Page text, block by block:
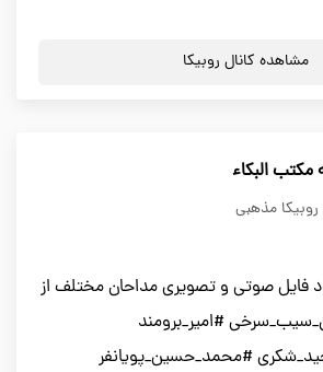
مشاهده کانال روبیکا
مکتب البکاء
روبیکا مذهبی
فایل صوتی و تصویری مداحان مختلف از
#امیر_برومند
#محمد_حسین_پویانفر